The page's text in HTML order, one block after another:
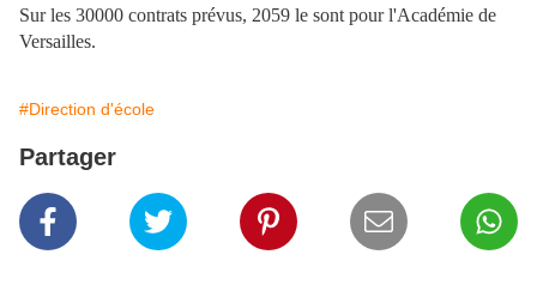
Sur les 30000 contrats prévus, 2059 le sont pour l'Académie de
Versailles.
#Direction d'école
Partager